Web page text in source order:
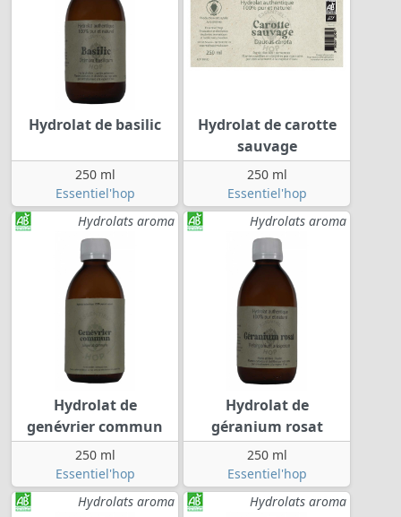
Hydrolat de basilic
250 ml
Essentiel'hop
Hydrolat de carotte
sauvage
250 ml
Essentiel'hop
Hydrolats aroma
Hydrolat de
genévrier commun
250 ml
Essentiel'hop
Hydrolats aroma
Hydrolat de
géranium rosat
250 ml
Essentiel'hop
Hydrolats aroma
Hydrolats aroma